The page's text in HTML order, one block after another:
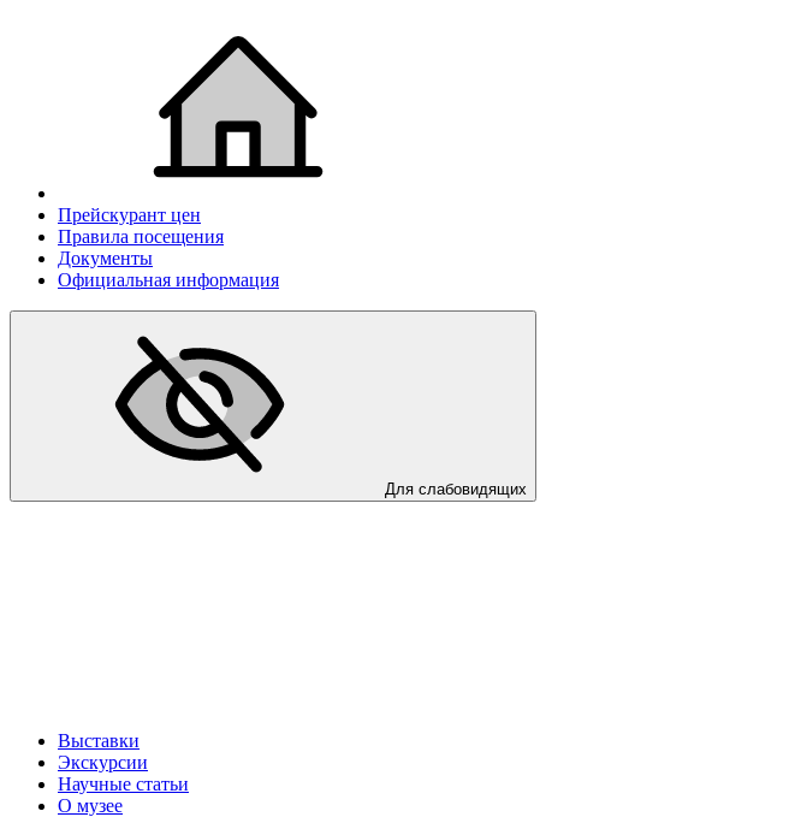
Прейскурант цен
Правила посещения
Документы
Официальная информация
Для слабовидящих
Выставки
Экскурсии
Научные статьи
О музее